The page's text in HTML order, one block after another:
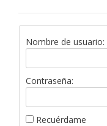
Nombre de usuario:
Contraseña:
Recuérdame